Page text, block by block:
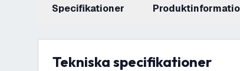
Specifikationer
Tekniska specifikationer